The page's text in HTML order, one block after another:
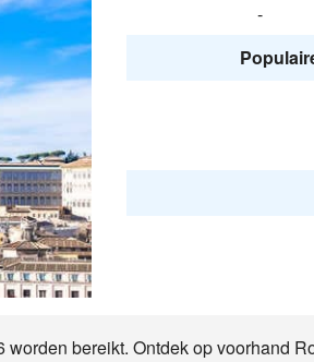
-
bereikt. Ontdek op voorhand